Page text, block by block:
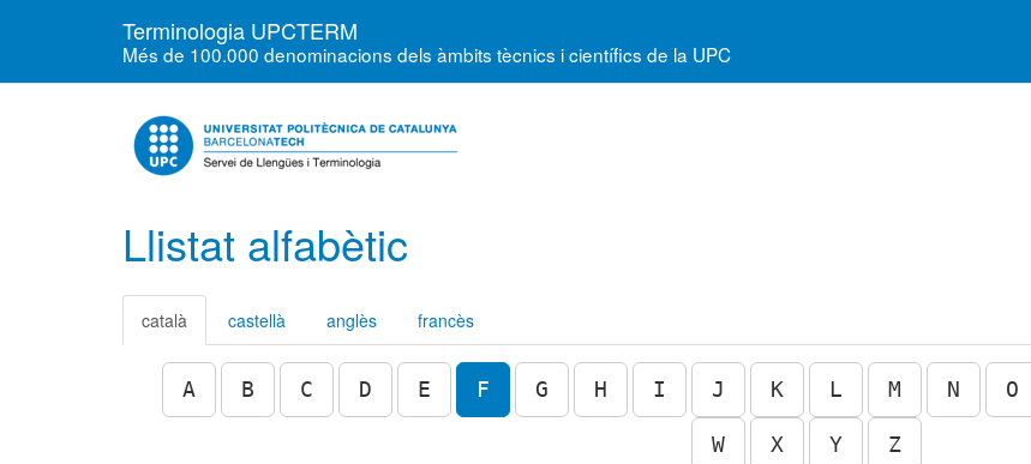
Terminologia UPCTERM
Més de 100.000 denominacions dels àmbits tècnics i científics de la UPC
Llistat alfabètic
català castellà anglès francès
A B C D E F G H I J K L M N O
W X Y Z